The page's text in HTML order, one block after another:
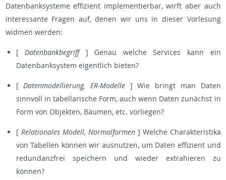
Datenbanksysteme effizient implementierbar, wirft aber auch
interessante Fragen auf, denen wir uns in dieser Vorlesung
widmen werden:
[Datenbankbegriff] Genau welche Services kann ein
Datenbanksystem eigentlich bieten?
[Datenmodellierung, ER-Modelle] Wie bringt man Daten
sinnvoll in tabellarische Form, auch wenn Daten zunächst in
Form von Objekten, Bäumen, etc. vorliegen?
[ Relationales Modell, Normalformen] Welche Charakteristika
von Tabellen können wir ausnutzen, um Daten effizient und
redundanzfrei speichern und wieder extrahieren zu
können?